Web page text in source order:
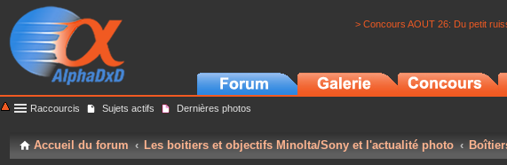
> Concours AOUT 26: Du petit
Raccourcis Sujets actifs Dernières photos
Accueil du forum Les boitiers et objectifs Minolta/Sony et l'actualité photo